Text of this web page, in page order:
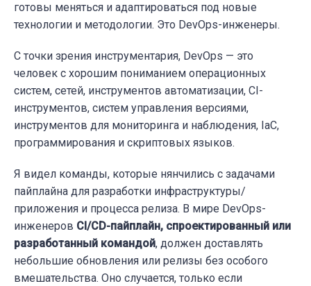
готовы меняться и адаптироваться под новые
технологии и методологии. Это DevOps-инженеры.
С точки зрения инструментария, DevOps — это
человек с хорошим пониманием операционных
систем, сетей, инструментов автоматизации, CI-
инструментов, систем управления версиями,
инструментов для мониторинга и наблюдения, IaC,
программирования и скриптовых языков.
Я видел команды, которые нянчились с задачами
пайплайна для разработки инфраструктуры/
приложения и процесса релиза. В мире DevOps-
инженеров CI/CD-пайплайн, спроектированный или
разработанный командой, должен доставлять
небольшие обновления или релизы без особого
вмешательства. Оно случается, только если